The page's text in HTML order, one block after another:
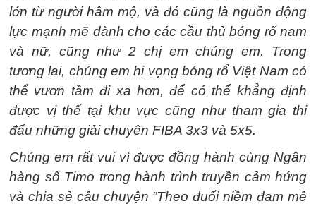
lớn từ người hâm mộ, và đó cũng là nguồn động
lực mạnh mẽ dành cho các cầu thủ bóng rổ nam
và nữ, cũng như 2 chị em chúng em. Trong
tương lai, chúng em hi vọng bóng rổ Việt Nam có
thể vươn tầm đi xa hơn, để có thể khẳng định
được vị thế tại khu vực cũng như tham gia thi
đấu những giải chuyên FIBA 3x3 và 5x5.
Chúng em rất vui vì được đồng hành cùng Ngân
hàng số Timo trong hành trình truyền cảm hứng
và chia sẻ câu chuyện ”Theo đuổi niềm đam mê